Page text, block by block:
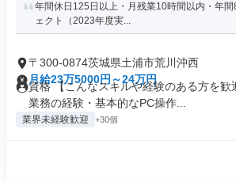
年間休日125日以上・月残業10時間以内・年
ェクト（2023年度実...
〒300-0874茨城県土浦市荒川沖西
月給23万5000円～24万円
資格 【こんなスキルや経験のある方を歓
業務の経験・基本的なPC操作...
業界未経験歓迎 +30個